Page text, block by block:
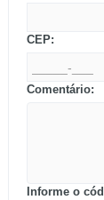
CEP:
Comentário:
Informe o